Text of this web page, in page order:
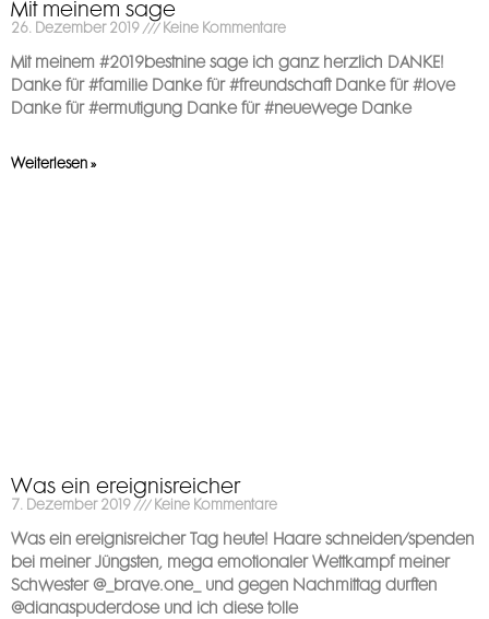
Mit meinem sage
26. Dezember 2019 Keine Kommentare
Mit meinem #2019bestnine sage ich ganz herzlich DANKE! ️
Danke für #familie Danke für #freundschaft Danke für #love
Danke für #ermutigung Danke für #neuewege Danke
Weiterlesen »
Was ein ereignisreicher
7. Dezember 2019 Keine Kommentare
Was ein ereignisreicher Tag heute! Haare schneiden/spenden
bei meiner Jüngsten, mega emotionaler Wettkampf meiner
Schwester @_brave.one_ und gegen Nachmittag durften
@dianaspuderdose und ich diese tolle